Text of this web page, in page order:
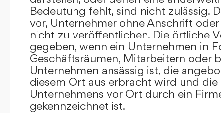
Bedeutung fehlt, sind nicht zulässig.
vor, Unternehmer ohne Anschrift
nicht zu veröffentlichen. Die örtliche
gegeben, wenn ein Unternehmen in
Geschäftsräumen, Mitarbeitern oder
Unternehmen ansässig ist, die
diesem Ort aus erbracht wird und die
Unternehmens vor Ort durch ein
gekennzeichnet ist.